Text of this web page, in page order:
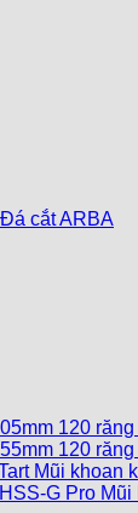
Mũi khoan
Mũi